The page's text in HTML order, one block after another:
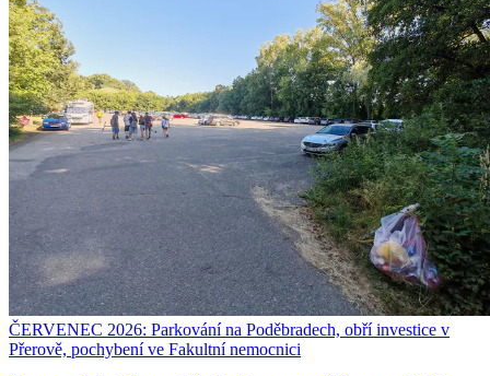
ČERVENEC 2026: Parkování na Poděbradech, obří investice v
Přerově, pochybení ve Fakultní nemocnici